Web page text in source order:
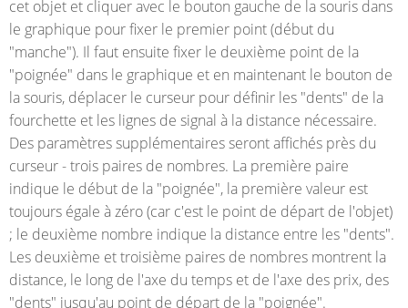
cet objet et cliquer avec le bouton gauche de la souris dans
le graphique pour fixer le premier point (début du
"manche"). Il faut ensuite fixer le deuxième point de la
"poignée" dans le graphique et en maintenant le bouton de
la souris, déplacer le curseur pour définir les "dents" de la
fourchette et les lignes de signal à la distance nécessaire.
Des paramètres supplémentaires seront affichés près du
curseur - trois paires de nombres. La première paire
indique le début de la "poignée", la première valeur est
toujours égale à zéro (car c'est le point de départ de l'objet)
; le deuxième nombre indique la distance entre les "dents".
Les deuxième et troisième paires de nombres montrent la
distance, le long de l'axe du temps et de l'axe des prix, des
"dents" jusqu'au point de départ de la "poignée".